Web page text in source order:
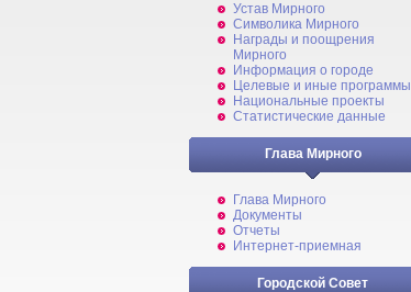
Устав Мирного
Символика Мирного
Награды и поощрения
Мирного
Информация о городе
Целевые и иные программы
Национальные проекты
Статистические данные
Глава Мирного
Глава Мирного
Документы
Отчеты
Интернет-приемная
Городской Совет